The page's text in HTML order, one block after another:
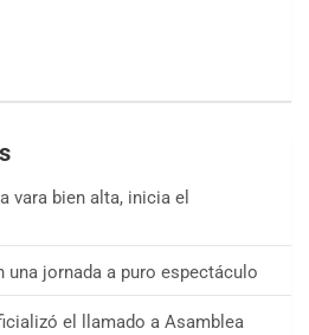
vara bien alta, inicia el
una jornada a puro espectáculo
el llamado a Asamblea